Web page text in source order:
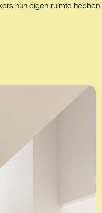
hun eigen ruimte hebben.